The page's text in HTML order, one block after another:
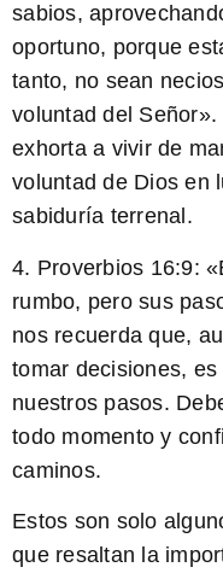
sabios,
oportuno, porque
tanto, no sean
voluntad del
exhorta a vivir de
voluntad de Dios en
sabiduría terrenal.
4. Proverbios 16:9:
rumbo, pero sus
nos recuerda que,
tomar decisiones,
nuestros pasos.
todo momento y
caminos.
Estos son solo
que resaltan la